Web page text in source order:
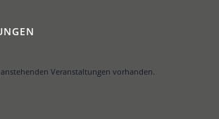
anstehenden Veranstaltungen vorhanden.